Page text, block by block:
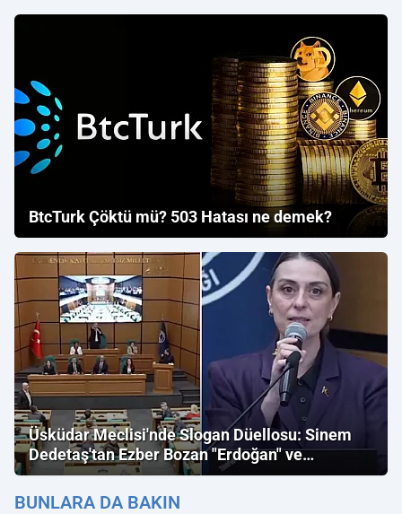
BtcTurk Çöktü mü? 503 Hatası ne demek?
Üsküdar Meclisi'nde Slogan Düellosu: Sinem
Dedetaş'tan Ezber Bozan "Erdoğan" ve
"İmamoğlu" Çıkışı!
BUNLARA DA BAKIN